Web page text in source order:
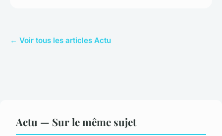
← Voir tous les articles Actu
Actu — Sur le même sujet